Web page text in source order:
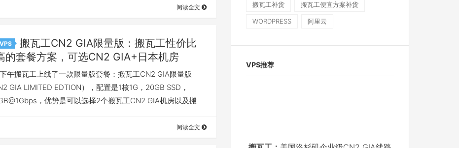
阅读全文
搬瓦工CN2 GIA限量版：搬瓦工性价比
的套餐方案，可选CN2 GIA+日本机房
午搬瓦工上线了一款限量版套餐：搬瓦工CN2 GIA限量版
GIA LIMITED EDTION），配置是1核1G，20GB SSD，
，优势是可以选择2个搬瓦工CN2 GIA机房以及搬
阅读全文
搬瓦工补货 搬瓦工便宜方案补货
WORDPRESS 阿里云
VPS推荐